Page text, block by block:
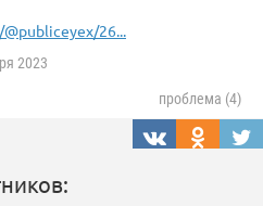
26...
2023
проблема (4)